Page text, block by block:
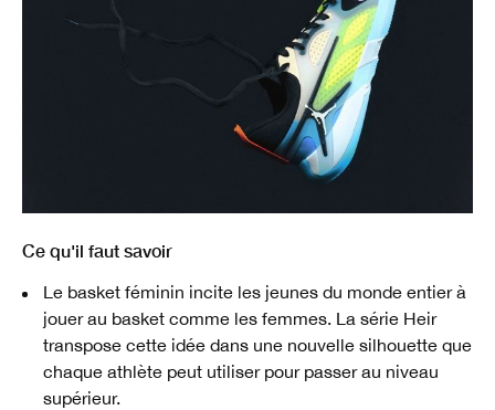
Ce qu'il faut savoir
Le basket féminin incite les jeunes du monde entier à
jouer au basket comme les femmes. La série Heir
transpose cette idée dans une nouvelle silhouette que
chaque athlète peut utiliser pour passer au niveau
supérieur.